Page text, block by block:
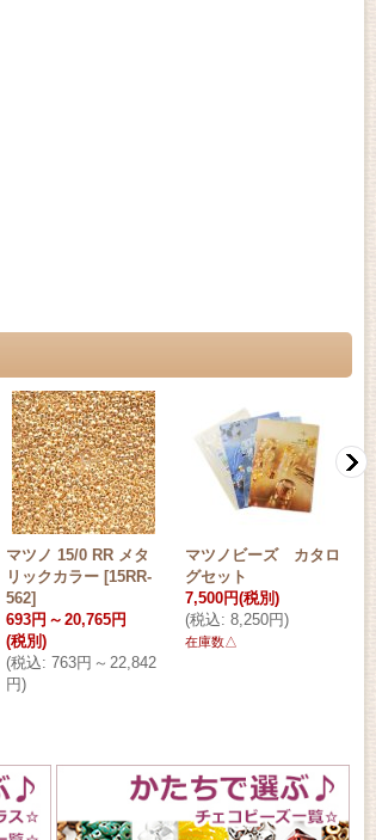
マツノ 15/0 RR メタ
リックカラー [15RR-
562]
693円 ～ 20,765円
(税別)
(税込: 763円 ～ 22,842
円)
マツノビーズ カタロ
グセット
7,500円(税別)
(税込: 8,250円)
在庫数△